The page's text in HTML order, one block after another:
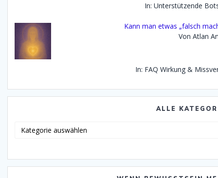
In: Unterstützende
Kann man etwas „falsch
Von Atlan
In: FAQ Wirkung &
ALLE